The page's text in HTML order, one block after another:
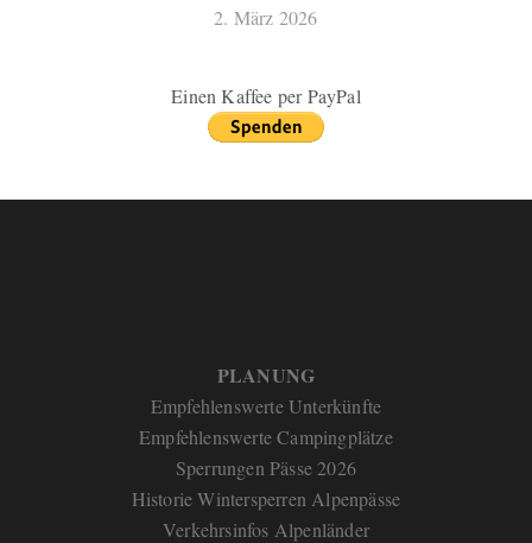
2. März 2026
Einen Kaffee per PayPal
PLANUNG
Empfehlenswerte Unterkünfte
Empfehlenswerte Campingplätze
Sperrungen Pässe 2026
Historie Wintersperren Alpenpässe
Verkehrsinfos Alpenländer